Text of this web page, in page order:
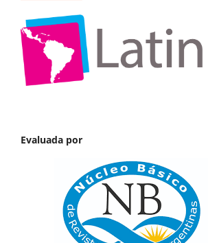
Evaluada por